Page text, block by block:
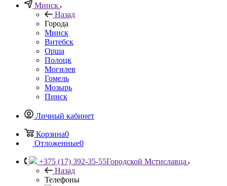
Минск
Назад
Города
Минск
Витебск
Орша
Полоцк
Могилев
Гомель
Мозырь
Пинск
Личный кабинет
Корзина0
Отложенные0
+375 (17) 392-35-55Городской Мстиславца
Назад
Телефоны